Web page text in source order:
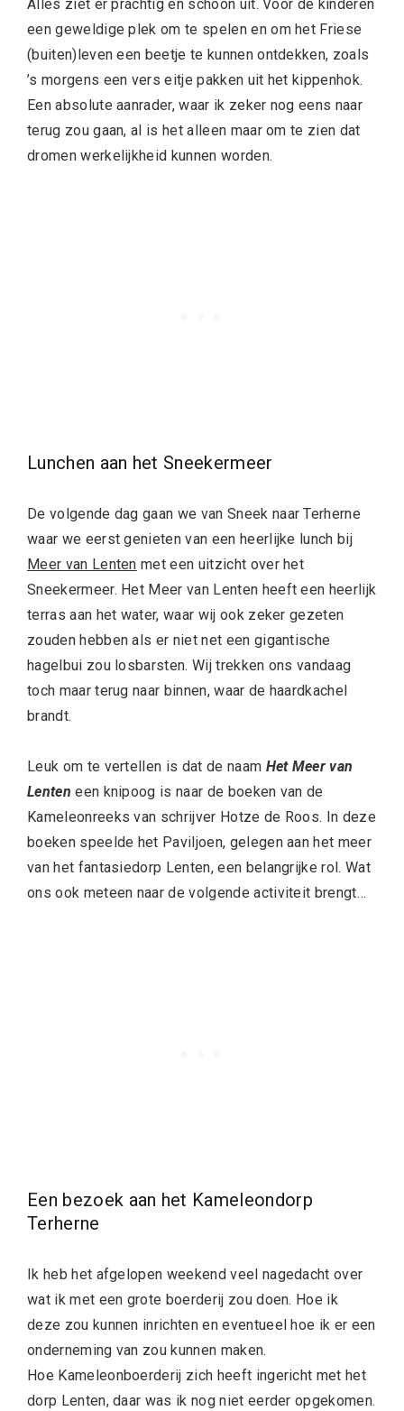
Alles ziet er prachtig en schoon uit. Voor de kinderen
een geweldige plek om te spelen en om het Friese
(buiten)leven een beetje te kunnen ontdekken, zoals
’s morgens een vers eitje pakken uit het kippenhok.
Een absolute aanrader, waar ik zeker nog eens naar
terug zou gaan, al is het alleen maar om te zien dat
dromen werkelijkheid kunnen worden.
Lunchen aan het Sneekermeer
De volgende dag gaan we van Sneek naar Terherne
waar we eerst genieten van een heerlijke lunch bij
Meer van Lenten met een uitzicht over het
Sneekermeer. Het Meer van Lenten heeft een heerlijk
terras aan het water, waar wij ook zeker gezeten
zouden hebben als er niet net een gigantische
hagelbui zou losbarsten. Wij trekken ons vandaag
toch maar terug naar binnen, waar de haardkachel
brandt.
Leuk om te vertellen is dat de naam Het Meer van
Lenten een knipoog is naar de boeken van de
Kameleonreeks van schrijver Hotze de Roos. In deze
boeken speelde het Paviljoen, gelegen aan het meer
van het fantasiedorp Lenten, een belangrijke rol. Wat
ons ook meteen naar de volgende activiteit brengt…
Een bezoek aan het Kameleondorp
Terherne
Ik heb het afgelopen weekend veel nagedacht over
wat ik met een grote boerderij zou doen. Hoe ik
deze zou kunnen inrichten en eventueel hoe ik er een
onderneming van zou kunnen maken.
Hoe Kameleonboerderij zich heeft ingericht met het
dorp Lenten, daar was ik nog niet eerder opgekomen.